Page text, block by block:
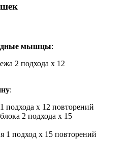
мышцы:
2 подхода х 12
:
подхода х 12 повторений
2 подхода х 15
1 подход х 15 повторений